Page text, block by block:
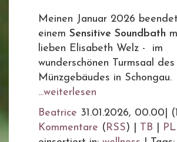
Meinen Januar 2026
einem Sensitive Soundbath
lieben Elisabeth Welz - im
wunderschönen Turmsaal des
Münzgebäudes in Schongau.
...weiterlesen
Beatrice 31.01.2026, 00.00
Kommentare ( RSS) | TB PL